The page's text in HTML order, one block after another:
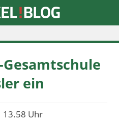
Gesamtschule
ein
Uhr